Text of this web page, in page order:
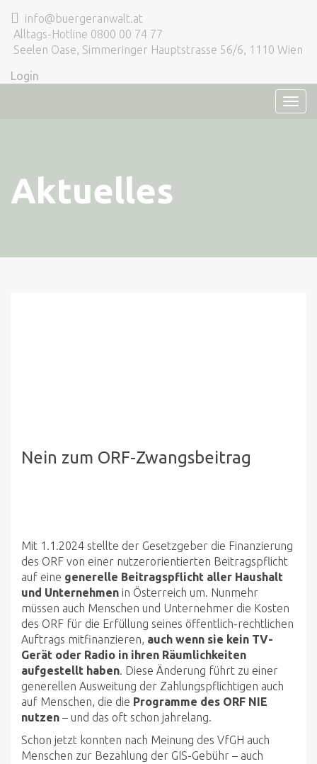
info@buergeranwalt.at
Alltags-Hotline 0800 00 74 77
Seelen Oase, Simmeringer Hauptstrasse 56/6, 1110 Wien
Login
Aktuelles
Nein zum ORF-Zwangsbeitrag
Mit 1.1.2024 stellte der Gesetzgeber die Finanzierung
des ORF von einer nutzerorientierten Beitragspflicht
auf eine generelle Beitragspflicht aller Haushalt
und Unternehmen in Österreich um. Nunmehr
müssen auch Menschen und Unternehmer die Kosten
des ORF für die Erfüllung seines öffentlich-rechtlichen
Auftrags mitfinanzieren, auch wenn sie kein TV-
Gerät oder Radio in ihren Räumlichkeiten
aufgestellt haben. Diese Änderung führt zu einer
generellen Ausweitung der Zahlungspflichtigen auch
auf Menschen, die die Programme des ORF NIE
nutzen – und das oft schon jahrelang.
Schon jetzt konnten nach Meinung des VfGH auch
Menschen zur Bezahlung der GIS-Gebühr – auch